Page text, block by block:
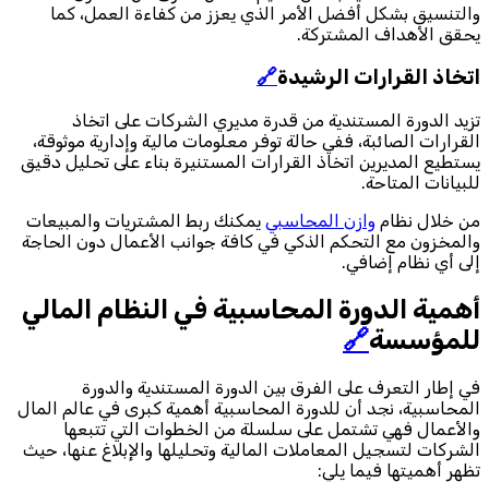
والتنسيق بشكل أفضل الأمر الذي يعزز من كفاءة العمل، كما
يحقق الأهداف المشتركة.
اتخاذ القرارات الرشيدة🔗
تزيد الدورة المستندية من قدرة مديري الشركات على اتخاذ
القرارات الصائبة، ففي حالة توفر معلومات مالية وإدارية موثوقة،
يستطيع المديرين اتخاذ القرارات المستنيرة بناء على تحليل دقيق
للبيانات المتاحة.
من خلال نظام وازن المحاسبي يمكنك ربط المشتريات والمبيعات
والمخزون مع التحكم الذكي في كافة جوانب الأعمال دون الحاجة
إلى أي نظام إضافي.
أهمية الدورة المحاسبية في النظام المالي
للمؤسسة🔗
في إطار التعرف على الفرق بين الدورة المستندية والدورة
المحاسبية، نجد أن للدورة المحاسبية أهمية كبرى في عالم المال
والأعمال فهي تشتمل على سلسلة من الخطوات التي تتبعها
الشركات لتسجيل المعاملات المالية وتحليلها والإبلاغ عنها، حيث
تظهر أهميتها فيما يلي: